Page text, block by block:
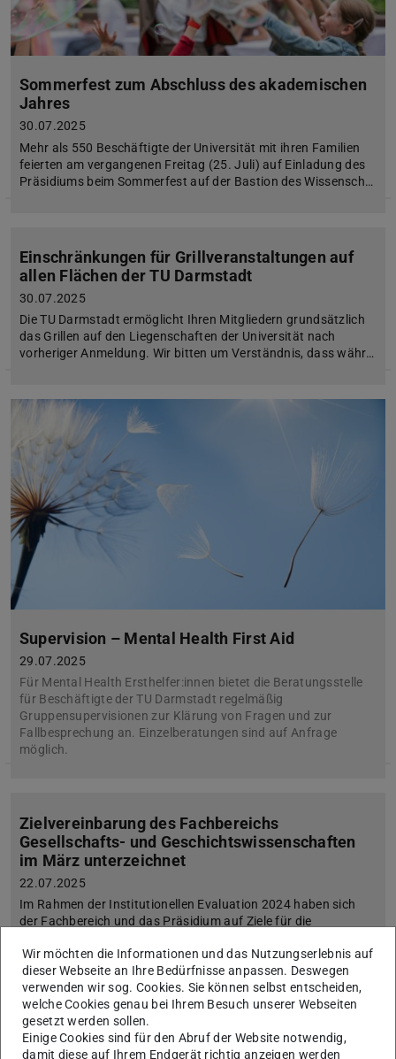
Sommerfest zum Abschluss des akademischen
Jahres
30.07.2025
Mehr als 550 Beschäftigte der Universität mit ihren Familien
feierten am vergangenen Freitag (25. Juli) auf Einladung des
Präsidiums beim Sommerfest auf der Bastion des Wissensch…
Einschränkungen für Grillveranstaltungen auf
allen Flächen der TU Darmstadt
30.07.2025
Die TU Darmstadt ermöglicht Ihren Mitgliedern grundsätzlich
das Grillen auf den Liegenschaften der Universität nach
vorheriger Anmeldung. Wir bitten um Verständnis, dass währ…
Supervision – Mental Health First Aid
29.07.2025
Für Mental Health Ersthelfer:innen bietet die Beratungsstelle
für Beschäftigte der TU Darmstadt regelmäßig
Gruppensupervisionen zur Klärung von Fragen und zur
Fallbesprechung an. Einzelberatungen sind auf Anfrage
möglich.
Zielvereinbarung des Fachbereichs
Gesellschafts- und Geschichtswissenschaften
im März unterzeichnet
22.07.2025
Im Rahmen der Institutionellen Evaluation 2024 haben sich
der Fachbereich und das Präsidium auf Ziele für die
Windows 11
21.07.2025
Wir möchten die Informationen und das Nutzungserlebnis auf
dieser Webseite an Ihre Bedürfnisse anpassen. Deswegen
verwenden wir sog. Cookies. Sie können selbst entscheiden,
welche Cookies genau bei Ihrem Besuch unserer Webseiten
gesetzt werden sollen.
Einige Cookies sind für den Abruf der Website notwendig,
damit diese auf Ihrem Endgerät richtig anzeigen werden